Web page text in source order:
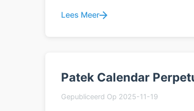
Lees Meer
Patek Calendar
Gepubliceerd Op 2025-11-19